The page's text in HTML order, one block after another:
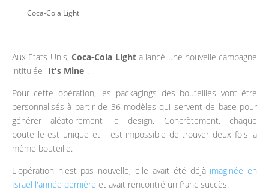
Coca-Cola Light
Aux Etats-Unis,Coca-Cola Lighta lancé une nouvelle campagne
intitulée "It's Mine".
Pour cette opération, les packagings des bouteilles vont être
personnalisés à partir de 36 modèles qui servent de base pour
générer aléatoirement le design. Concrètement, chaque
bouteille est unique et il est impossible de trouver deux fois la
même bouteille.
L'opération n'est pas nouvelle, elle avait été déjà imaginée en
Israël l'année dernière et avait rencontré un franc succès.